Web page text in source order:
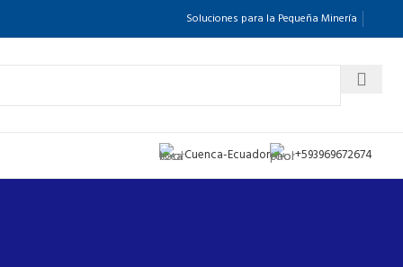
Soluciones para la Pequeña Minería
Cuenca-Ecuador +593969672674